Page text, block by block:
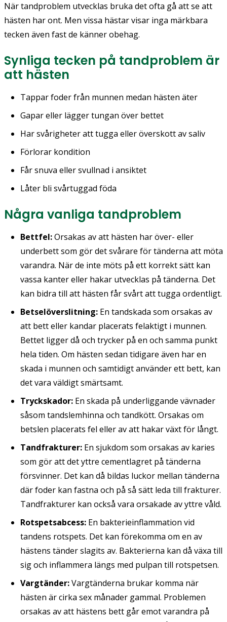
När tandproblem utvecklas bruka det ofta gå att se att
hästen har ont. Men vissa hästar visar inga märkbara
tecken även fast de känner obehag.
Synliga tecken på tandproblem är
att hästen
Tappar foder från munnen medan hästen äter
Gapar eller lägger tungan över bettet
Har svårigheter att tugga eller överskott av saliv
Förlorar kondition
Får snuva eller svullnad i ansiktet
Låter bli svårtuggad föda
Några vanliga tandproblem
Bettfel:Orsakas av att hästen har över- eller
underbett som gör det svårare för tänderna att möta
varandra. När de inte möts på ett korrekt sätt kan
vassa kanter eller hakar utvecklas på tänderna. Det
kan bidra till att hästen får svårt att tugga ordentligt.
Betselöverslitning: En tandskada som orsakas av
att bett eller kandar placerats felaktigt i munnen.
Bettet ligger då och trycker på en och samma punkt
hela tiden. Om hästen sedan tidigare även har en
skada i munnen och samtidigt använder ett bett, kan
det vara väldigt smärtsamt.
Tryckskador: En skada på underliggande vävnader
såsom tandslemhinna och tandkött. Orsakas om
betslen placerats fel eller av att hakar växt för långt.
Tandfrakturer: En sjukdom som orsakas av karies
som gör att det yttre cementlagret på tänderna
försvinner. Det kan då bildas luckor mellan tänderna
där foder kan fastna och på så sätt leda till frakturer.
Tandfrakturer kan också vara orsakade av yttre våld.
Rotspetsabcess: En bakterieinflammation vid
tandens rotspets. Det kan förekomma om en av
hästens tänder slagits av. Bakterierna kan då växa till
sig och inflammera längs med pulpan till rotspetsen.
Vargtänder:Vargtänderna brukar komma när
hästen är cirka sex månader gammal. Problemen
orsakas av att hästens bett går emot varandra på